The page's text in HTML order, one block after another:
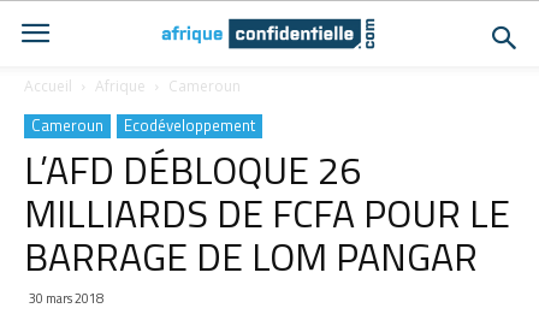
Accueil Afrique Cameroun
Cameroun Ecodéveloppement
L’AFD DÉBLOQUE 26
MILLIARDS DE FCFA POUR LE
BARRAGE DE LOM PANGAR
30 mars 2018